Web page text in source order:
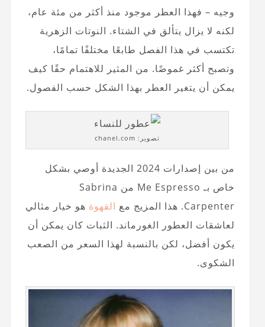
وجيه – فهذا العطر موجود منذ أكثر من مئة عام،
لكنه لا يزال يتألق في الشتاء. النوتات الزهرية
تكتسب في هذا الفصل طابعًا مختلفًا تمامًا،
وتصبح أكثر غموضًا. من المثير للاهتمام حقًا كيف
يمكن أن يتغير العطر بهذا الشكل حسب الفصول.
تصوير: chanel.com
من بين إصدارات 2024 الجديدة أوصي بشكل
خاص بـ Me Espresso من Sabrina
Carpenter. هذا المزيج مع
القهوة هو خيار مثالي
لعاشقات العطور الغورماند. الثبات كان يمكن أن
يكون أفضل، لكن بالنسبة لهذا السعر من الصعب
الشكوى.